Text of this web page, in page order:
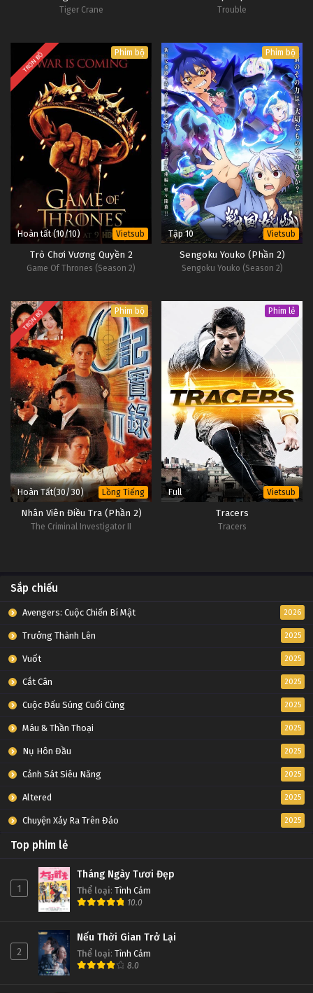
Tập 93
Thôn Tính Bầu Trời Tập 92
Thôn Tính Bầu Trời Tập 91
Tập 91
Thôn Tính Bầu Trời Tập 90
Tập 90
Thôn Tính Bầu Trời Tập 89
Tập 89
Thôn Tính Bầu Trời Tập 88
Thôn Tính Bầu Trời Tập 87
Tập 87
Thôn Tính Bầu Trời Tập 86
Tập 86
Thôn Tính Bầu Trời Tập 85
Tập 85
Thôn Tính Bầu Trời Tập 84
Tập 84
Thôn Tính Bầu Trời Tập 82
Tập 82
Thôn Tính Bầu Trời Tập 80
Thôn Tính Bầu Trời Tập 79
Tập 78
Thôn Tính Bầu Trời Tập 77
Thôn Tính Bầu Trời Tập 76
Tập 76
Tiger Crane Trouble
TRỌN BỘ Phim bộ
Hoàn tất (10/10) Vietsub
Trò Chơi Vương Quyền 2
Game Of Thrones (Season 2)
Phim bộ
Tập 10 Vietsub
Sengoku Youko (Phần 2)
Sengoku Youko (Season 2)
TRỌN BỘ Phim bộ
Hoàn Tất(30/30) Lồng Tiếng
Nhân Viên Điều Tra (Phần 2)
The Criminal Investigator II
Phim lẻ
Full Vietsub
Tracers
Tracers
Sắp chiếu
Avengers: Cuộc Chiến Bí Mật 2026
Trưởng Thành Lên 2025
Vuốt 2025
Cắt Cân 2025
Cuộc Đấu Súng Cuối Cùng 2025
Máu & Thần Thoại 2025
Nụ Hôn Đầu 2025
Cảnh Sát Siêu Năng 2025
Altered 2025
Chuyện Xảy Ra Trên Đảo 2025
Top phim lẻ
1
Tháng Ngày Tươi Đẹp
Thể loại: Tình Cảm
10.0
2
Nếu Thời Gian Trở Lại
Thể loại: Tình Cảm
8.0